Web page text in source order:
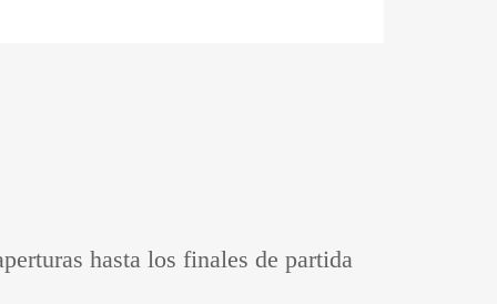
hasta los finales de partida